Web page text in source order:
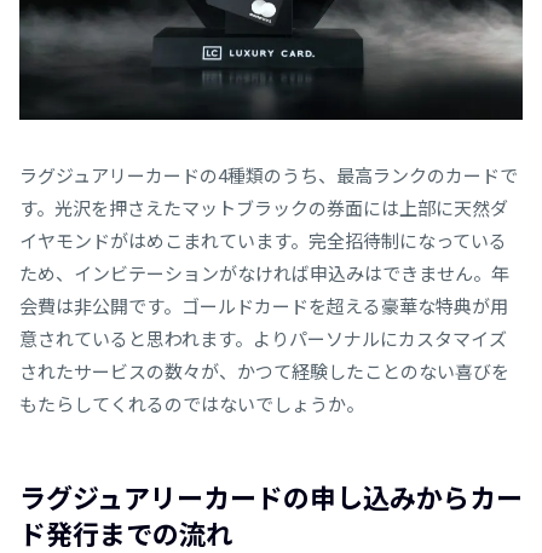
ラグジュアリーカードの4種類のうち、最高ランクのカードで
す。光沢を押さえたマットブラックの券面には上部に天然ダ
イヤモンドがはめこまれています。完全招待制になっている
ため、インビテーションがなければ申込みはできません。年
会費は非公開です。ゴールドカードを超える豪華な特典が用
意されていると思われます。よりパーソナルにカスタマイズ
されたサービスの数々が、かつて経験したことのない喜びを
もたらしてくれるのではないでしょうか。
ラグジュアリーカードの申し込みからカー
ド発行までの流れ